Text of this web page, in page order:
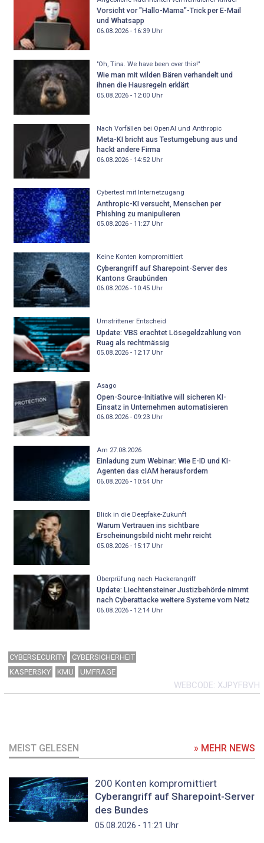
Vorsicht vor "Hallo-Mama"-Trick per E-Mail
und Whatsapp
06.08.2026 - 16:39Uhr
"Oh, Tina. We have been over this!"
Wie man mit wilden Bären verhandelt und
ihnen die Hausregeln erklärt
05.08.2026 - 12:00Uhr
Nach Vorfällen bei OpenAI und Anthropic
Meta-KI bricht aus Testumgebung aus und
hackt andere Firma
06.08.2026 - 14:52Uhr
Cybertest mit Internetzugang
Anthropic-KI versucht, Menschen per
Phishing zu manipulieren
05.08.2026 - 11:27Uhr
Keine Konten kompromittiert
Cyberangriff auf Sharepoint-Server des
Kantons Graubünden
06.08.2026 - 10:45Uhr
Umstrittener Entscheid
Update: VBS erachtet Lösegeldzahlung von
Ruag als rechtmässig
05.08.2026 - 12:17Uhr
Asago
Open-Source-Initiative will sicheren KI-
Einsatz in Unternehmen automatisieren
06.08.2026 - 09:23Uhr
Am 27.08.2026
Einladung zum Webinar: Wie E-ID und KI-
Agenten das cIAM herausfordern
06.08.2026 - 10:54Uhr
Blick in die Deepfake-Zukunft
Warum Vertrauen ins sichtbare
Erscheinungsbild nicht mehr reicht
05.08.2026 - 15:17Uhr
Überprüfung nach Hackerangriff
Update: Liechtensteiner Justizbehörde nimmt
nach Cyberattacke weitere Systeme vom Netz
06.08.2026 - 12:14Uhr
CYBERSECURITY
CYBERSICHERHEIT
KASPERSKY
KMU UMFRAGE
WEBCODE XJPYFBVH
MEIST GELESEN » MEHR NEWS
200 Konten kompromittiert
Cyberangriff auf Sharepoint-Server
des Bundes
05.08.2026 - 11:21 Uhr